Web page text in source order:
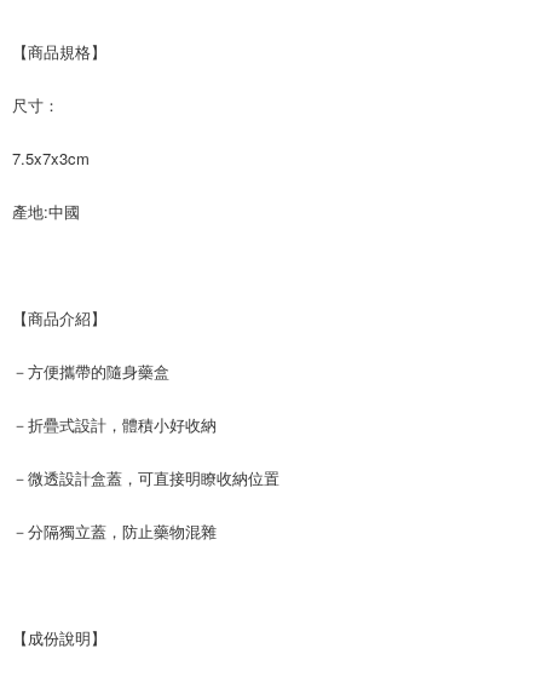
每筆NT$60，滿NT$599(含以上)免運費
【商品規格】
尺寸：
7.5x7x3cm
產地:中國
【商品介紹】
－方便攜帶的隨身藥盒
－折疊式設計，體積小好收納
－微透設計盒蓋，可直接明瞭收納位置
－分隔獨立蓋，防止藥物混雜
【成份說明】